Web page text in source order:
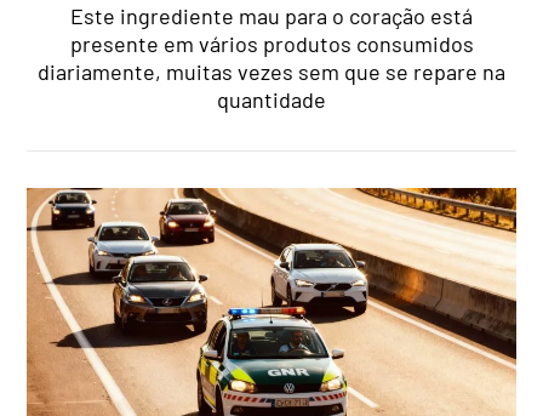
Este ingrediente mau para o coração está
presente em vários produtos consumidos
diariamente, muitas vezes sem que se repare na
quantidade